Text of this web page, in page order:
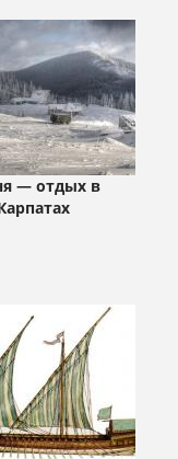
— отдых в